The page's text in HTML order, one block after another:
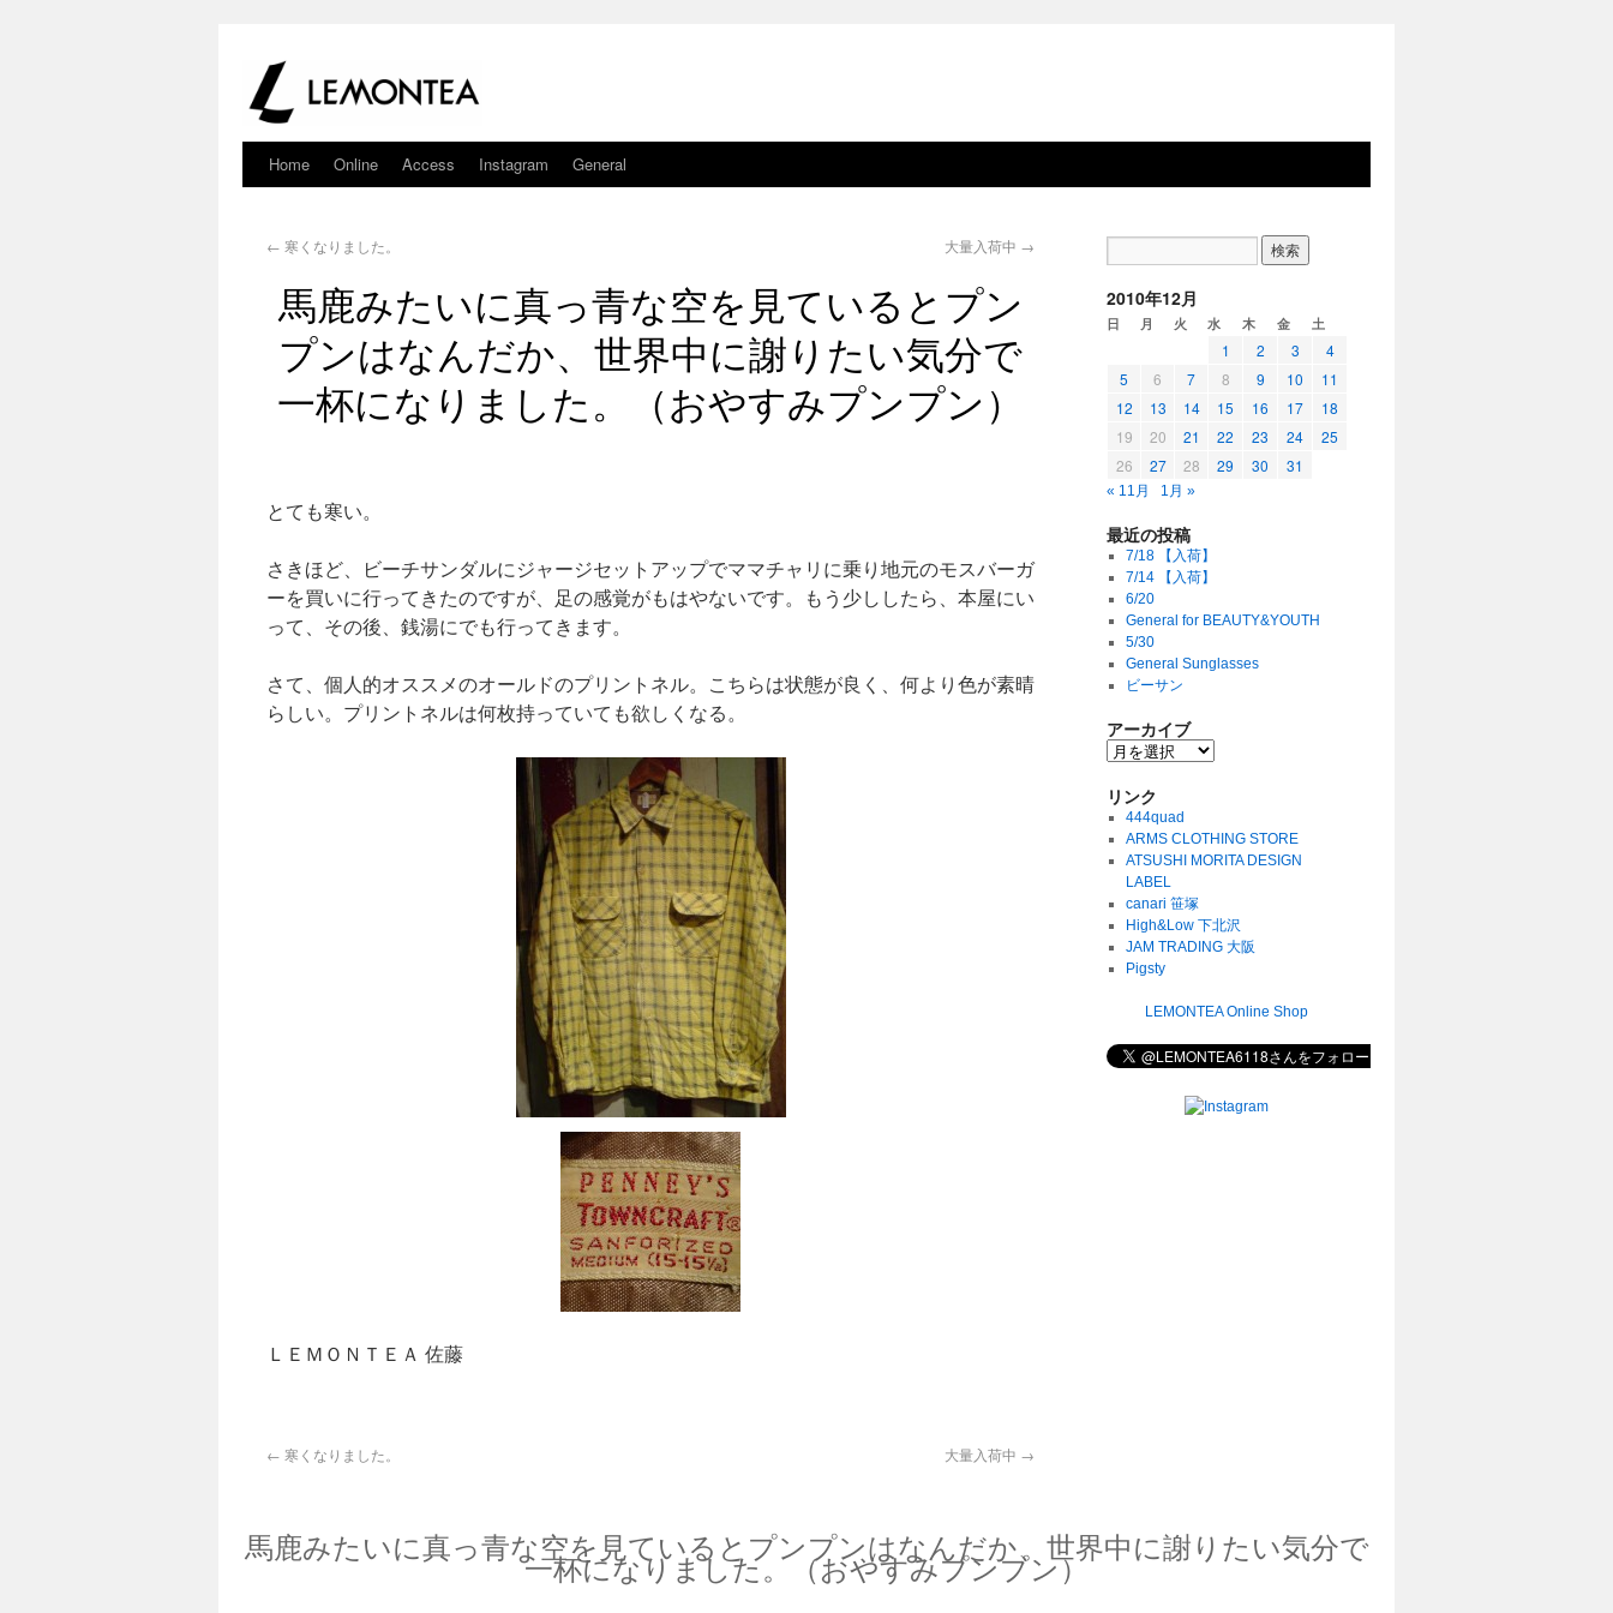
Home Online Access Instagram General
← 寒くなりました。 大量入荷中 →
馬鹿みたいに真っ青な空を見ているとプン
プンはなんだか、世界中に謝りたい気分で
一杯になりました。（おやすみプンプン）
とても寒い。
さきほど、ビーチサンダルにジャージセットアップでママチャリに乗り地元のモスバーガ
ーを買いに行ってきたのですが、足の感覚がもはやないです。もう少ししたら、本屋にい
って、その後、銭湯にでも行ってきます。
さて、個人的オススメのオールドのプリントネル。こちらは状態が良く、何より色が素晴
らしい。プリントネルは何枚持っていても欲しくなる。
ＬＥＭＯＮＴＥＡ 佐藤
← 寒くなりました。 大量入荷中 →
2010年12月
日 月 火 水 木 金 土
1 2 3
4
5
6 7 8 9 10
11
12
13 14 15 16 17
18
19
20 21 22 23 24
25
26
27 28 29 30 31
« 11月 1月 »
最近の投稿
7/18 【入荷】
7/14 【入荷】
6/20
General for BEAUTY&YOUTH
5/30
General Sunglasses
ビーサン
アーカイブ
リンク
444quad
ARMS CLOTHING STORE
ATSUSHI MORITA DESIGN
LABEL
canari 笹塚
High&Low 下北沢
JAM TRADING 大阪
Pigsty
LEMONTEA Online Shop
馬鹿みたいに真っ青な空を見ているとプンプンはなんだか、世界中に謝りたい気分で
一杯になりました。（おやすみプンプン）